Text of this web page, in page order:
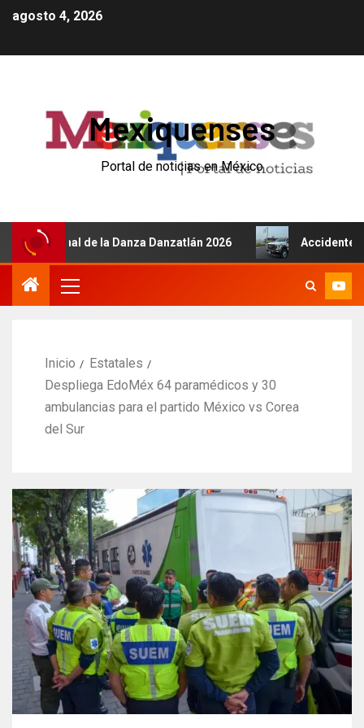
agosto 4, 2026
Mexiquenses
Portal de noticias en México
de la Danza Danzatlán 2026 Accidente de
Inicio
Estatales
Despliega EdoMéx 64 paramédicos y 30
ambulancias para el partido México vs Corea
del Sur